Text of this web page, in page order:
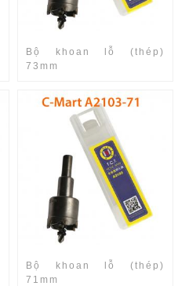
Bộ khoan lỗ (thép)
73mm
Bộ khoan lỗ (thép)
71mm